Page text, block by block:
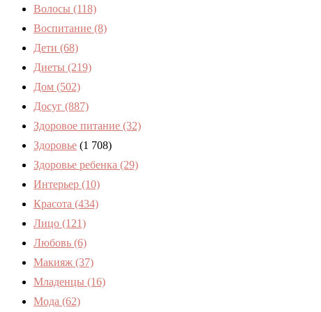
Волосы (118)
Воспитание (8)
Дети (68)
Диеты (219)
Дом (502)
Досуг (887)
Здоровое питание (32)
Здоровье (1 708)
Здоровье ребенка (29)
Интерьер (10)
Красота (434)
Лицо (121)
Любовь (6)
Макияж (37)
Младенцы (16)
Мода (62)